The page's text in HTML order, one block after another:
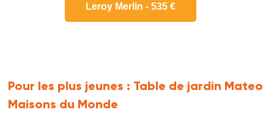
Leroy Merlin - 535 €
Pour les plus jeunes : Table de jardin Mateo
Maisons du Monde